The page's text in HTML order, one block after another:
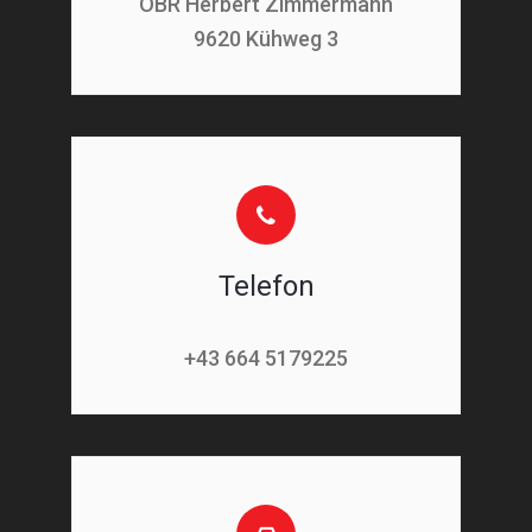
9620 Kühweg 3
Telefon
+43 664 5179225